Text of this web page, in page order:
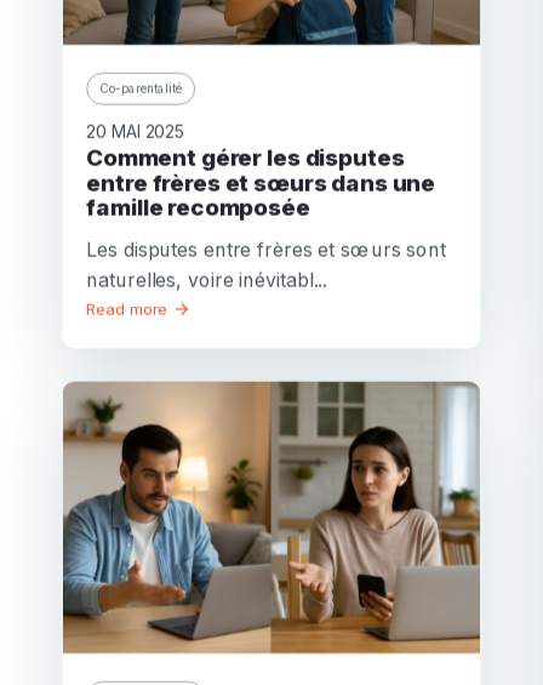
Co-parentalité
20 MAI 2025
Comment gérer les disputes
entre frères et sœurs dans une
famille recomposée
Les disputes entre frères et sœurs sont
naturelles, voire inévitabl...
Read more
Mot de passe
passe
invalide
Mot de passe oublié?
Ou connectez-vous via
Facebook Google Apple
Créer mon compte
Ou inscrivez-vous via
Facebook